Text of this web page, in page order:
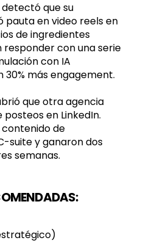
que su
en video reels en
de ingredientes
responder con una serie
con IA
más engagement.
que otra agencia
en LinkedIn.
de
suite y ganaron dos
semanas.